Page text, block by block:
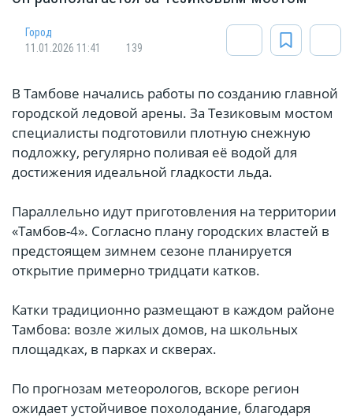
Город
11.01.2026 11:41
139
В Тамбове начались работы по созданию главной
городской ледовой арены. За Тезиковым мостом
специалисты подготовили плотную снежную
подложку, регулярно поливая её водой для
достижения идеальной гладкости льда.
Параллельно идут приготовления на территории
«Тамбов-4». Согласно плану городских властей в
предстоящем зимнем сезоне планируется
открытие примерно тридцати катков.
Катки традиционно размещают в каждом районе
Тамбова: возле жилых домов, на школьных
площадках, в парках и скверах.
По прогнозам метеорологов, вскоре регион
ожидает устойчивое похолодание, благодаря